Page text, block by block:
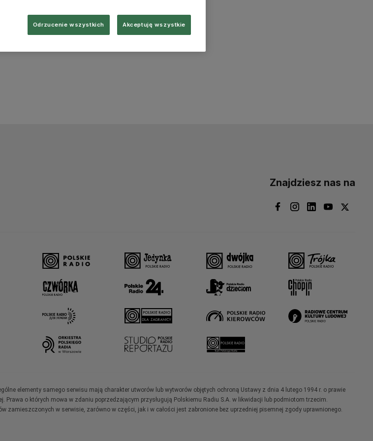
Znajdziesz nas na
elementy samego serwisu mają charakter utworów lub wytworów objętych ochroną Ustawy z dnia 4 lutego 1994 r. o prawie
Prawa o których mowa w zdaniu poprzedzającym przysługują Polskiemu Radiu S.A. w likwidacji lub podmiotom trzecim.
zamieszczonych w serwisie, zarówno w części, jak i w całości jest zabronione bez uprzedniej pisemnej zgody uprawnionego.
Odrzucenie wszystkich Akceptuję wszystkie